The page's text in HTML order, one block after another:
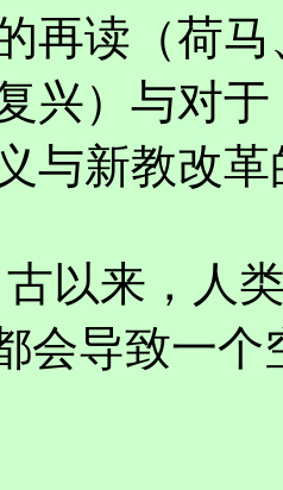
再读（荷
兴）与对
与新教改
以来，人
会导致一个